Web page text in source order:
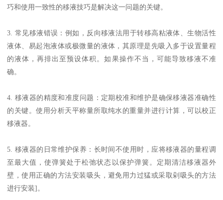
巧和使用一致性的移液技巧是解决这一问题的关键。
3. 常见移液错误：例如，反向移液法用于转移高粘液体、生物活性
液体、易起泡液体或极微量的液体，其原理是先吸入多于设置量程
的液体，再排出至预设体积。如果操作不当，可能导致移液不准
确。
4. 移液器的精度和准度问题：定期校准和维护是确保移液器准确性
的关键。使用分析天平称量所取纯水的重量并进行计算，可以校正
移液器。
5. 移液器的日常维护保养：长时间不使用时，应将移液器的量程调
至最大值，使弹簧处于松弛状态以保护弹簧。定期清洁移液器外
壁，使用正确的方法安装吸头，避免用力过猛或采取剁吸头的方法
进行安装]。